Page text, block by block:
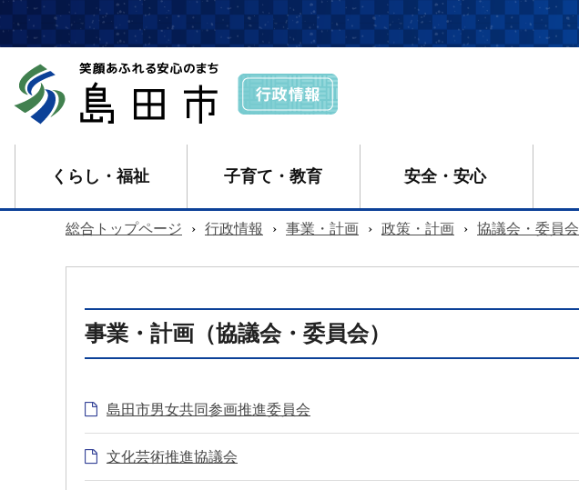
くらし・福祉 子育て・教育 安全・安心
総合トップページ › 行政情報 › 事業・計画 › 政策・計画 › 協議会・委員会
事業・計画（協議会・委員会）
島田市男女共同参画推進委員会
文化芸術推進協議会